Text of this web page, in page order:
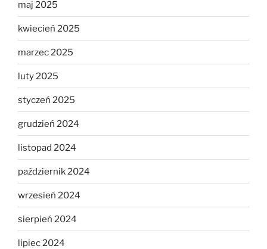
maj 2025
kwiecień 2025
marzec 2025
luty 2025
styczeń 2025
grudzień 2024
listopad 2024
październik 2024
wrzesień 2024
sierpień 2024
lipiec 2024